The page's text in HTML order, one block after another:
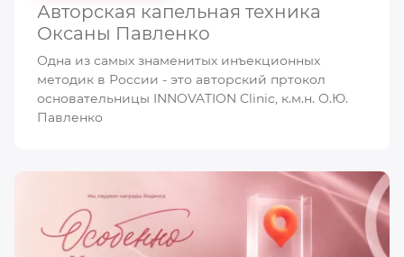
Авторская капельная техника
Оксаны Павленко
Одна из самых знаменитых инъекционных
методик в России - это авторский пртокол
основательницы INNOVATION Clinic, к.м.н. О.Ю.
Павленко